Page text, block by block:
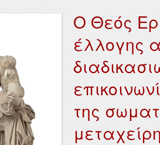
Ο Θεός
έλλογης
της